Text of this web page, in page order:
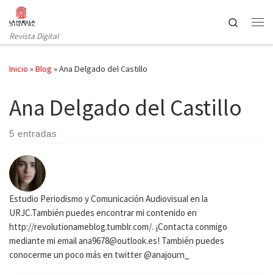
Saltar al contenido
Revista Digital
Search
Inicio »Blog »Ana Delgado del Castillo
Ana Delgado del Castillo
5 entradas
Estudio Periodismo y Comunicación Audiovisual en la
URJC.También puedes encontrar mi contenido en
http://revolutionameblog.tumblr.com/. ¡Contacta conmigo
mediante mi email ana9678@outlook.es! También puedes
conocerme un poco más en twitter @anajourn_